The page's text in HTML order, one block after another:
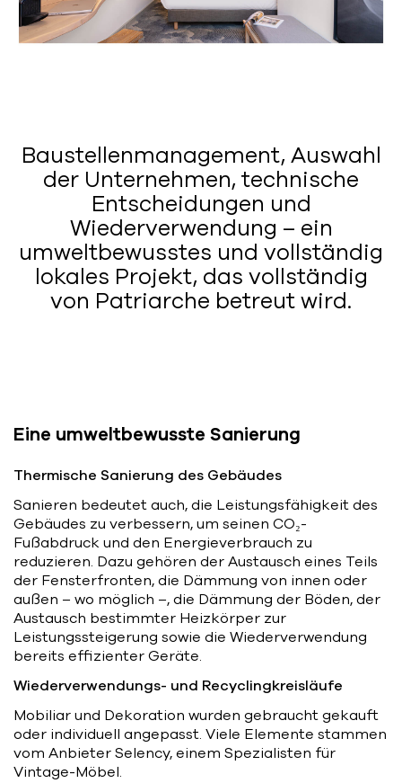
Baustellenmanagement, Auswahl
der Unternehmen, technische
Entscheidungen und
Wiederverwendung – ein
umweltbewusstes und vollständig
lokales Projekt, das vollständig
von Patriarche betreut wird.
Eine umweltbewusste Sanierung
Thermische Sanierung des Gebäudes
Sanieren bedeutet auch, die Leistungsfähigkeit des
Gebäudes zu verbessern, um seinen CO₂-
Fußabdruck und den Energieverbrauch zu
reduzieren. Dazu gehören der Austausch eines Teils
der Fensterfronten, die Dämmung von innen oder
außen – wo möglich –, die Dämmung der Böden, der
Austausch bestimmter Heizkörper zur
Leistungssteigerung sowie die Wiederverwendung
bereits effizienter Geräte.
Wiederverwendungs- und Recyclingkreisläufe
Mobiliar und Dekoration wurden gebraucht gekauft
oder individuell angepasst. Viele Elemente stammen
vom Anbieter Selency, einem Spezialisten für
Vintage-Möbel.